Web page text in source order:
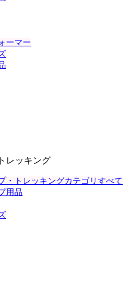
ーマー
レッキング
・トレッキングカテゴリすべて
用品